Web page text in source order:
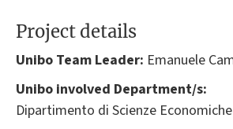
Project details
Unibo Team Leader: Emanuele
Unibo involved Department/s:
Dipartimento di Scienze Economiche